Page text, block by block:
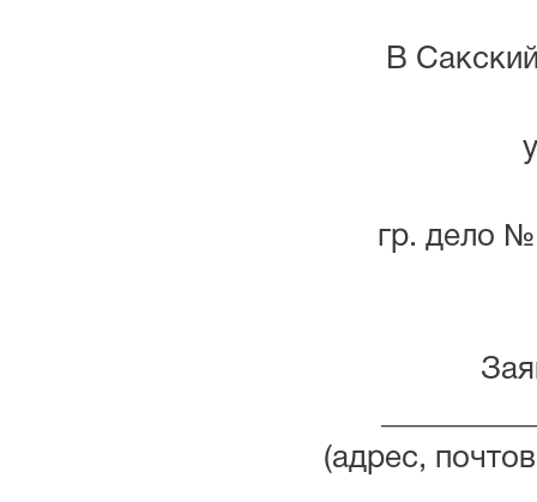
В
гр. дело №
(адрес,